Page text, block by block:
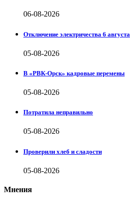
06-08-2026
Отключение электричества 6 августа
05-08-2026
В «РВК-Орск» кадровые перемены
05-08-2026
Потратила неправильно
05-08-2026
Проверили хлеб и сладости
05-08-2026
Мнения